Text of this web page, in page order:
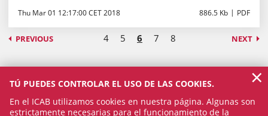
Thu Mar 01 12:17:00 CET 2018 886.5 Kb PDF
PREVIOUS 4 5 6 7 8 NEXT
TÚ PUEDES CONTROLAR EL USO DE LAS COOKIES.
En el ICAB utilizamos cookies en nuestra página. Algunas son
estrictamente necesarias para el funcionamiento de la
×